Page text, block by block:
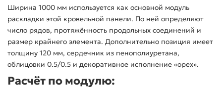
Ширина 1000 мм используется как основной модуль
раскладки этой кровельной панели. По ней определяют
число рядов, протяжённость продольных соединений и
размер крайнего элемента. Дополнительно позиция имеет
толщину 120 мм, сердечник из пенополиуретана,
облицовки 0.5/0.5 и декоративное исполнение «орех».
Расчёт по модулю: